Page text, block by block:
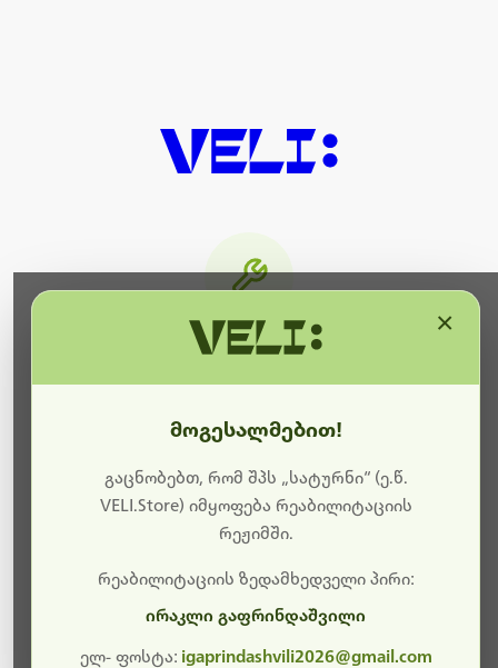
ბოდიშს გიხდით შეფერხებისთვის. ამჟამად
მიმდინარეობს საიტის განახლება და ტექნიკური
სამუშაოები.
მალე ისევ ხელმისაწვდომი იქნება. გმადლობთ
მოგესალმებით!
გაცნობებთ, რომ შპს „სატურნი“ (ე.წ.
VELI.Store) იმყოფება რეაბილიტაციის
რეჟიმში.
რეაბილიტაციის ზედამხედველი პირი:
ირაკლი გაფრინდაშვილი
ელ- ფოსტა: igaprindashvili2026@gmail.com
×